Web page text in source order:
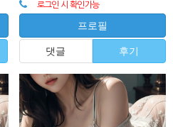
로그인 시 확인가능
프로필
댓글 후기